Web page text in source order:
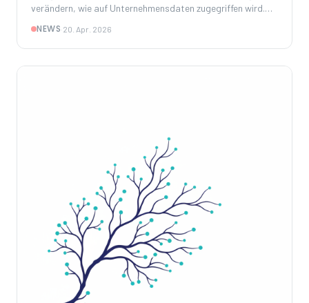
verändern, wie auf Unternehmensdaten zugegriffen wird.
Zugriff – ob Mensch, Maschine oder KI – kontinuierlich
verifiziert wird.
NEWS·20. Apr. 2026